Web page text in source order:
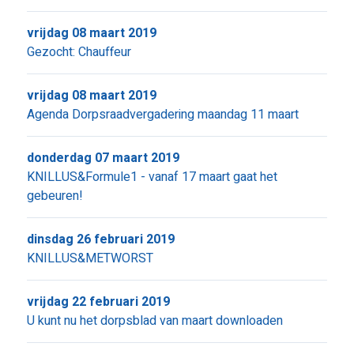
Gezocht: Chauffeur
vrijdag 08 maart 2019
Agenda Dorpsraadvergadering maandag 11 maart
vrijdag 08 maart 2019
KNILLUS&Formule1 - vanaf 17 maart gaat het
gebeuren!
donderdag 07 maart 2019
KNILLUS&METWORST
dinsdag 26 februari 2019
U kunt nu het dorpsblad van maart downloaden
vrijdag 22 februari 2019